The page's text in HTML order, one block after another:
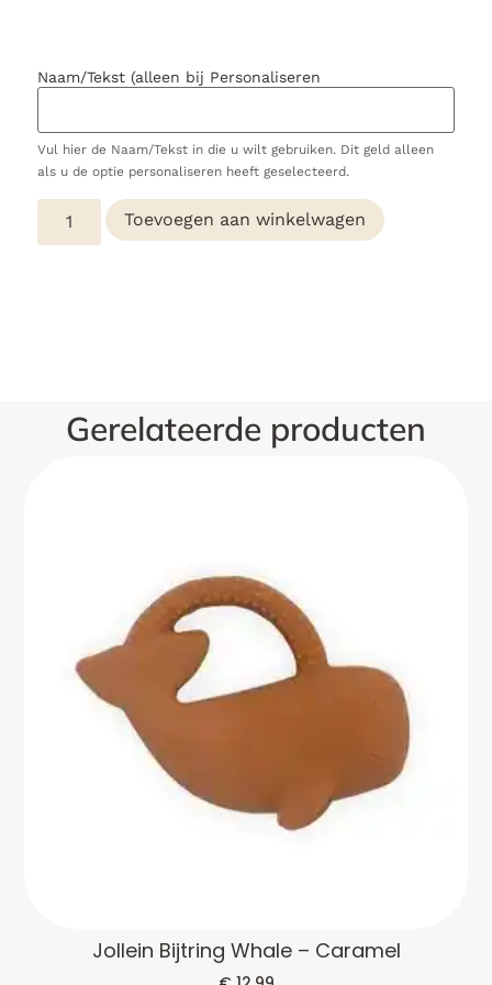
Naam/Tekst (alleen bij Personaliseren
Vul hier de Naam/Tekst in die u wilt gebruiken. Dit geld alleen
als u de optie personaliseren heeft geselecteerd.
Toevoegen aan winkelwagen
Gerelateerde producten
Jollein Bijtring Whale – Caramel